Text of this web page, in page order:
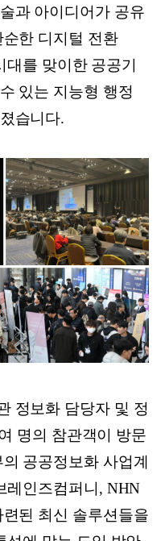
과 아이디어가 공유
한 디지털 전환
를 맞이한 공공기
있는 지능형 행정
습니다.
정보화 담당자 및 정
명의 참관객이 방문
공공정보화 사업계
레인즈컴퍼니, NHN
된 최신 솔루션들을